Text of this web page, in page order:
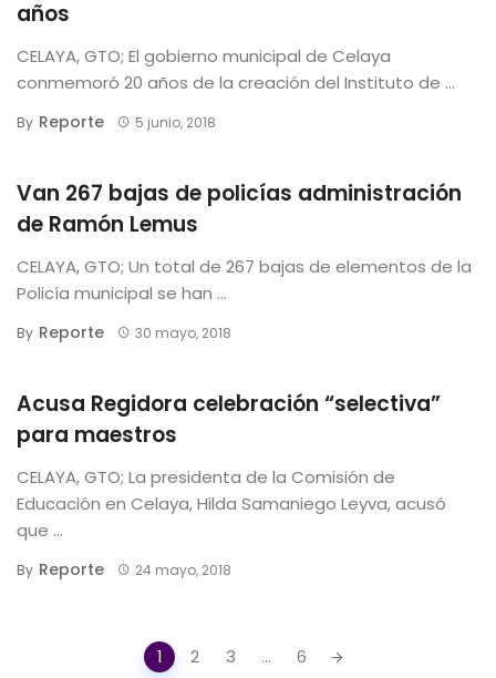
años
CELAYA, GTO; El gobierno municipal de Celaya
conmemoró 20 años de la creación del Instituto de ...
By Reporte 5 junio, 2018
Van 267 bajas de policías administración
de Ramón Lemus
CELAYA, GTO; Un total de 267 bajas de elementos de la
Policía municipal se han ...
By Reporte 30 mayo, 2018
Acusa Regidora celebración “selectiva”
para maestros
CELAYA, GTO; La presidenta de la Comisión de
Educación en Celaya, Hilda Samaniego Leyva, acusó
que ...
By Reporte 24 mayo, 2018
1 2 3 ... 6